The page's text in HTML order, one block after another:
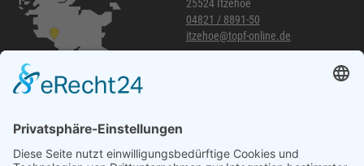
25524 Itzehoe
04821 / 8891-50
itzehoe@topf-online.de
040 / 21 04 04 04-04
glinde@topf-online.de